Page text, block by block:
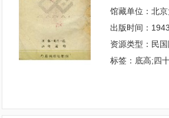
馆藏单位：北
出版时间：
资源类型：民
标签：底高;四